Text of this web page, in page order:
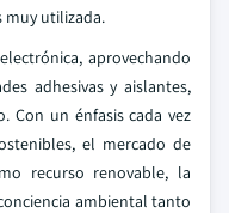
muy utilizada.
aprovechando
adhesivas y aislantes,
Con un énfasis cada vez
el mercado de
recurso renovable, la
ambiental tanto